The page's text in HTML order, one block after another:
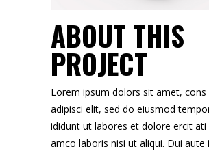
ABOUT THIS
PROJECT
Lorem ipsum dolors sit amet,
adipisci elit, sed do eiusmod
ididunt ut labores et dolore ercit ati
amco laboris nisi ut aliqui. Dui aute